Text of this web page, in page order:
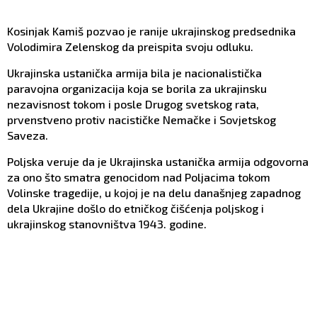
Kosinjak Kamiš pozvao je ranije ukrajinskog predsednika
Volodimira Zelenskog da preispita svoju odluku.
Ukrajinska ustanička armija bila je nacionalistička
paravojna organizacija koja se borila za ukrajinsku
nezavisnost tokom i posle Drugog svetskog rata,
prvenstveno protiv nacističke Nemačke i Sovjetskog
Saveza.
Poljska veruje da je Ukrajinska ustanička armija odgovorna
za ono što smatra genocidom nad Poljacima tokom
Volinske tragedije, u kojoj je na delu današnjeg zapadnog
dela Ukrajine došlo do etničkog čišćenja poljskog i
ukrajinskog stanovništva 1943. godine.